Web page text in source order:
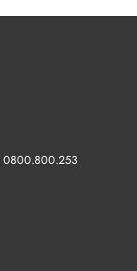
0800.800.253